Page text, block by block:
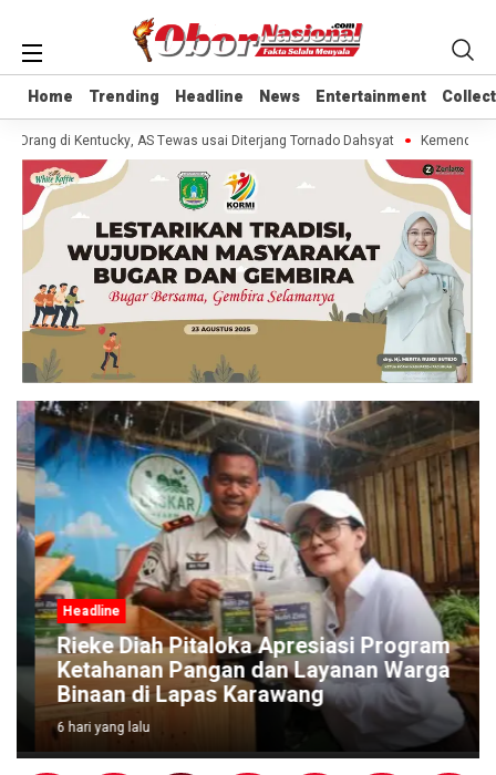
Home Trending Headline News Entertainment
Home Trending Headline News Entertainment
Orang di Kentucky, AS Tewas usai Diterjang Tornado Dahsyat Kemendag
Headline
Rieke Diah Pitaloka Apresiasi Program
Ketahanan Pangan dan Layanan Warga
Binaan di Lapas Karawang
6 hari yang lalu